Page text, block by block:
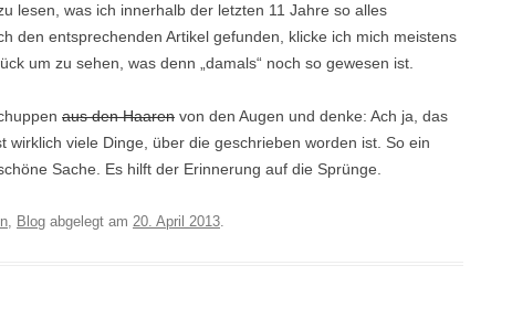
lesen, was ich innerhalb der letzten 11 Jahre so alles
den entsprechenden Artikel gefunden, klicke ich mich meistens
um zu sehen, was denn „damals“ noch so gewesen ist.
aus den Haaren von den Augen und denke: Ach ja, das
wirklich viele Dinge, über die geschrieben worden ist. So ein
Sache. Es hilft der Erinnerung auf die Sprünge.
, Blog abgelegt am 20. April 2013.